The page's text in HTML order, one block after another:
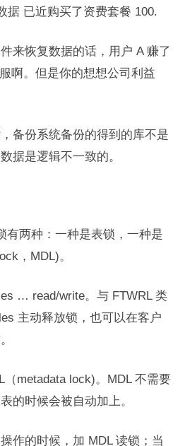
据 已近购买了资费套餐 100.
来恢复数据的话，用户 A 赚了
啊。但是你的想想公司利益
备份系统备份的得到的库不是
据是逻辑不一致的。
有两种：一种是表锁，一种是
，MDL)。
… read/write。与 FTWRL 类
主动释放锁，也可以在客户
（metadata lock)。MDL 不需要
的时候会被自动加上。
作的时候，加 MDL 读锁；当